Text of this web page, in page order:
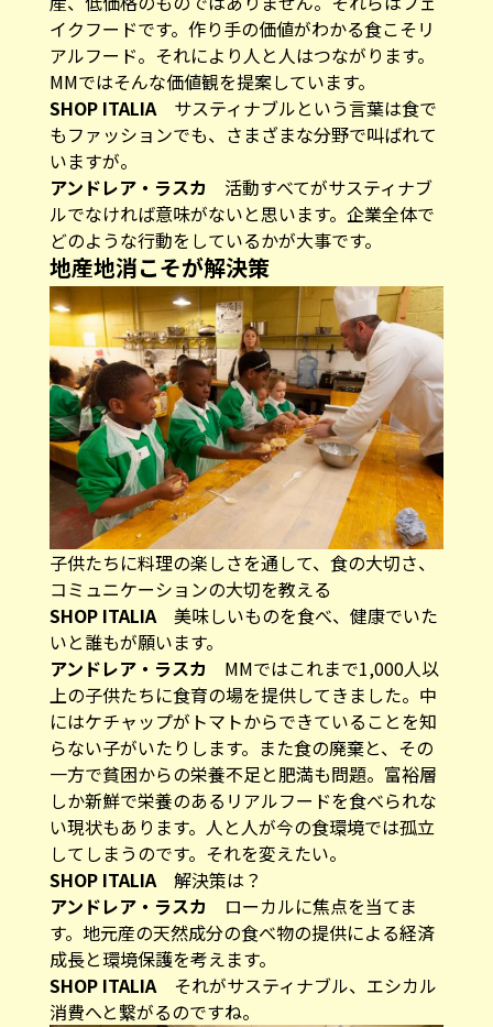
イクフードです。作り手の価値がわかる食こそリ
アルフード。それにより人と人はつながります。
MMではそんな価値観を提案しています。
SHOP ITALIAサスティナブルという言葉は食で
もファッションでも、さまざまな分野で叫ばれて
いますが。
アンドレア・ラスカ 活動すべてがサスティナブ
ルでなければ意味がないと思います。企業全体で
どのような行動をしているかが大事です。
地産地消こそが解決策
子供たちに料理の楽しさを通して、食の大切さ、
コミュニケーションの大切を教える
SHOP ITALIA美味しいものを食べ、健康でいた
いと誰もが願います。
アンドレア・ラスカ MMではこれまで1,000人以
上の子供たちに食育の場を提供してきました。中
にはケチャップがトマトからできていることを知
らない子がいたりします。また食の廃棄と、その
一方で貧困からの栄養不足と肥満も問題。富裕層
しか新鮮で栄養のあるリアルフードを食べられな
い現状もあります。人と人が今の食環境では孤立
してしまうのです。それを変えたい。
SHOP ITALIA解決策は？
アンドレア・ラスカ ローカルに焦点を当てま
す。地元産の天然成分の食べ物の提供による経済
成長と環境保護を考えます。
SHOP ITALIAそれがサスティナブル、エシカル
消費へと繋がるのですね。